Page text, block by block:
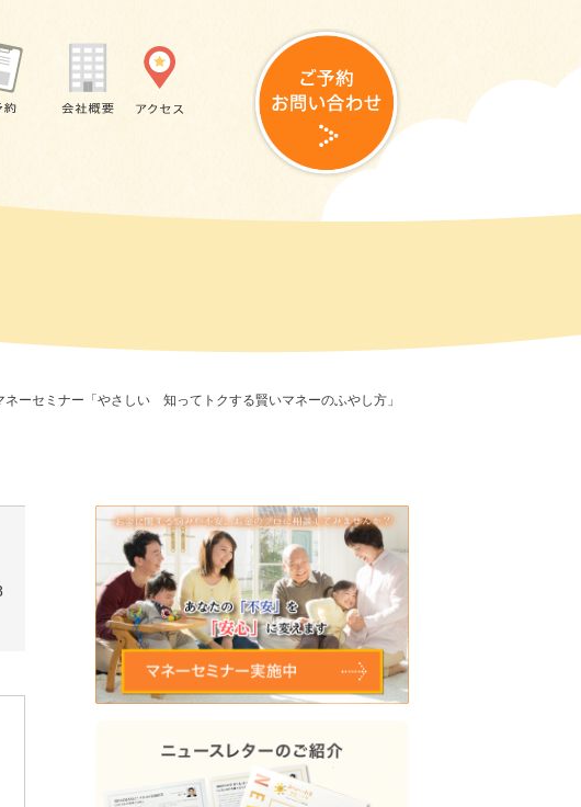
ーセミナー「やさしい 知ってトクする賢いマネーのふやし方」